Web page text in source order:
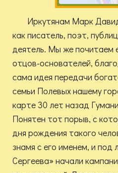
Иркутянам Марк
как писатель, поэт,
деятель. Мы же почитаем
отцов-основателей,
сама идея передачи
семьи Полевых нашему
карте 30 лет назад
Понятен тот порыв, с
дня рождения такого
знамя с его именем, и
Сергеева» начали